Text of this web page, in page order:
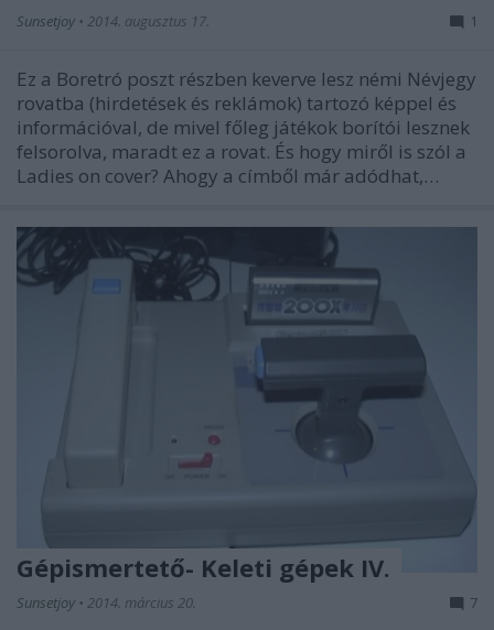
Sunsetjoy • 2014. augusztus 17. 1
Ez a Boretró poszt részben keverve lesz némi Névjegy
rovatba (hirdetések és reklámok) tartozó képpel és
információval, de mivel főleg játékok borítói lesznek
felsorolva, maradt ez a rovat. És hogy miről is szól a
Ladies on cover? Ahogy a címből már adódhat,…
Gépismertető- Keleti gépek IV.
Sunsetjoy • 2014. március 20. 7